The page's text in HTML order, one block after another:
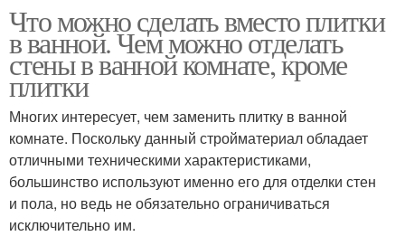
Что можно сделать вместо плитки
в ванной. Чем можно отделать
стены в ванной комнате, кроме
плитки
Многих интересует, чем заменить плитку в ванной
комнате. Поскольку данный стройматериал обладает
отличными техническими характеристиками,
большинство используют именно его для отделки стен
и пола, но ведь не обязательно ограничиваться
исключительно им.